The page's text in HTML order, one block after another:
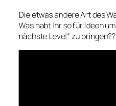
Die etwas andere Art des
Was habt Ihr so für Ideen
nächste Level“ zu bringen??